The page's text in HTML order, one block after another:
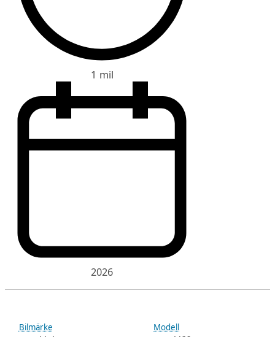
1 mil
2026
Bilmärke Modell